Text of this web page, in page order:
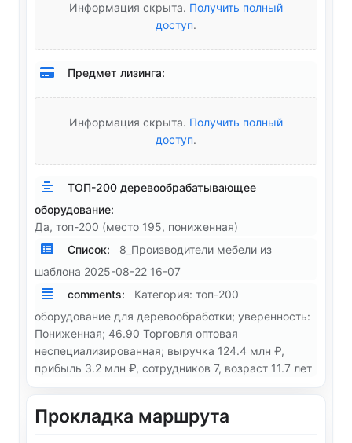
Информация скрыта. Получить полный
доступ.
Предмет лизинга:
Информация скрыта. Получить полный
доступ.
ТОП-200 деревообрабатывающее
оборудование:
Да, топ-200 (место 195, пониженная)
Список:
8_Производители мебели из
шаблона 2025-08-22 16-07
comments:
Категория: топ-200
оборудование для деревообработки; уверенность:
Пониженная; 46.90 Торговля оптовая
неспециализированная; выручка 124.4 млн ₽,
прибыль 3.2 млн ₽, сотрудников 7, возраст 11.7 лет
Прокладка маршрута